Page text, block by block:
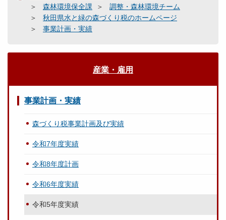
森林環境保全課
調整・森林環境チーム
秋田県水と緑の森づくり税のホームページ
事業計画・実績
産業・雇用
事業計画・実績
森づくり税事業計画及び実績
令和7年度実績
令和8年度計画
令和6年度実績
令和5年度実績